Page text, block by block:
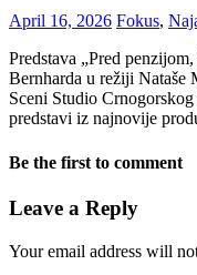
April 16, 2026 Fokus,
Predstava „Pred
Bernharda u režiji Nataše
Sceni Studio
predstavi iz najnovije
Be the first to comment
Leave a Reply
Your email address will